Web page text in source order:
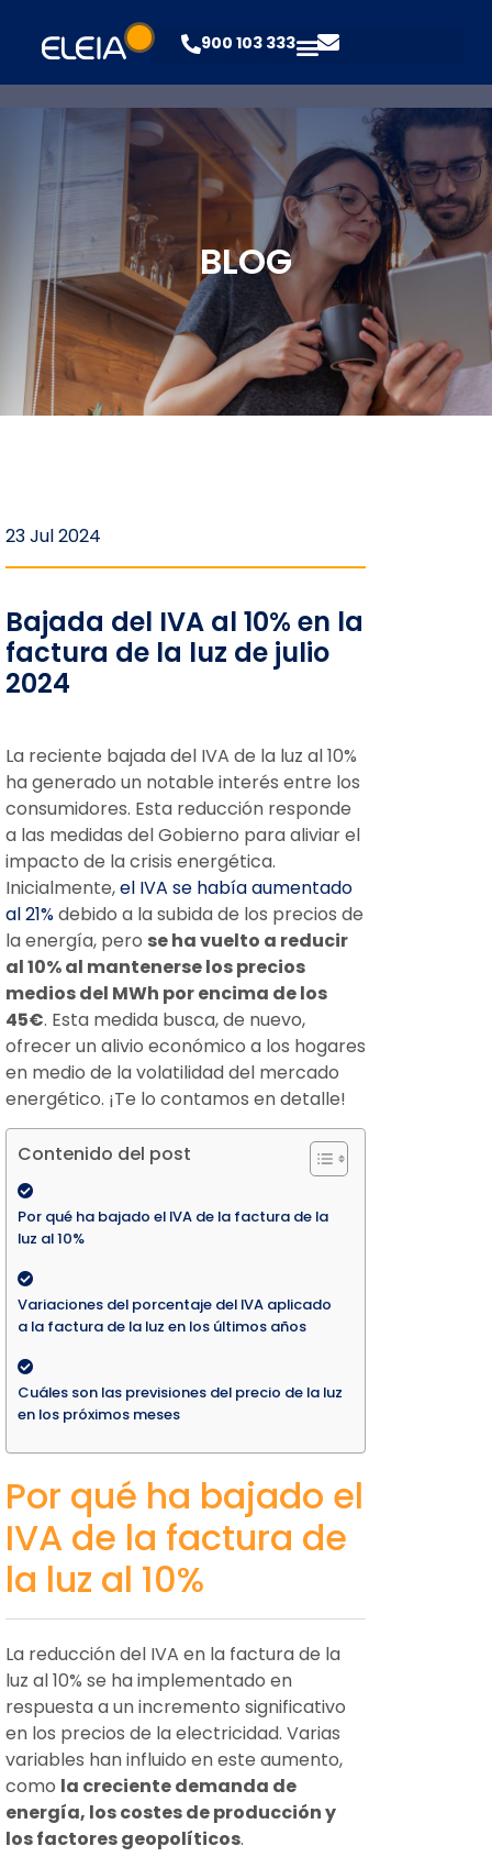
900 103 333
BLOG
23 Jul 2024
Bajada del IVA al 10% en la
factura de la luz de julio
2024
La reciente bajada del IVA de la luz al 10%
ha generado un notable interés entre los
consumidores. Esta reducción responde
a las medidas del Gobierno para aliviar el
impacto de la crisis energética.
Inicialmente,el IVA se había aumentado
al 21%debido a la subida de los precios de
la energía, pero se ha vuelto a reducir
al 10% al mantenerse los precios
medios del MWh por encima de los
45€. Esta medida busca, de nuevo,
ofrecer un alivio económico a los hogares
en medio de la volatilidad del mercado
energético. ¡Te lo contamos en detalle!
Contenido del post
Por qué ha bajado el IVA de la factura de la
luz al 10%
Variaciones del porcentaje del IVA aplicado
a la factura de la luz en los últimos años
Cuáles son las previsiones del precio de la luz
en los próximos meses
Por qué ha bajado el
IVA de la factura de
la luz al 10%
La reducción del IVA en la factura de la
luz al 10% se ha implementado en
respuesta a un incremento significativo
en los precios de la electricidad. Varias
variables han influido en este aumento,
como la creciente demanda de
energía, los costes de producción y
los factores geopolíticos.